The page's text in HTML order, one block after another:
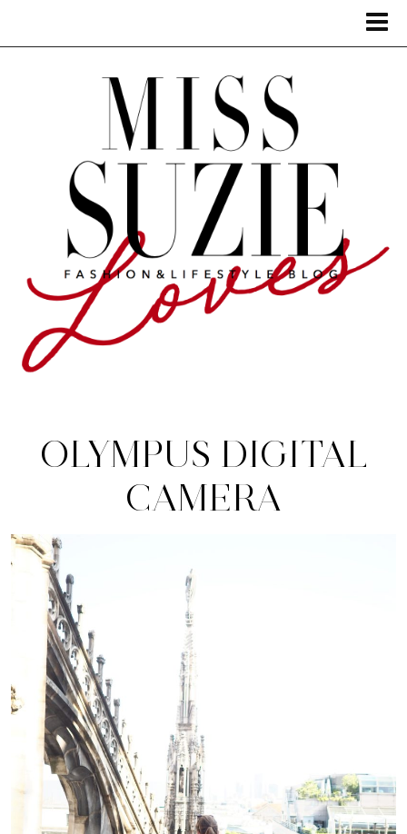
OLYMPUS DIGITAL
CAMERA